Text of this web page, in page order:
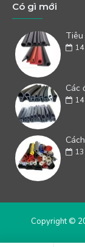
Có gì mới
14
Các
14
13
Copyright ©